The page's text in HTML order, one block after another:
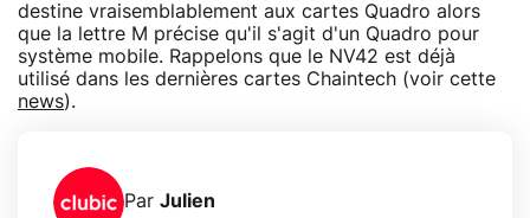
destine vraisemblablement aux cartes Quadro alors
que la lettre M précise qu'il s'agit d'un Quadro pour
système mobile. Rappelons que le NV42 est déjà
utilisé dans les dernières cartes Chaintech (voir cette
news).
Par Julien